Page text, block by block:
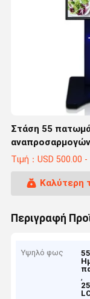
Στάση 55
ορατός LCD
Τιμή：USD 500.00
Καλύτερη
Περιγραφή
Υψηλό φως
,